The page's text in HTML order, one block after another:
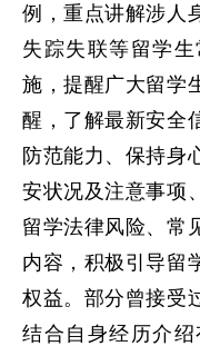
例，重点讲解涉人
失踪失联等留学
施，提醒广大留学
醒，了解最新安全
防范能力、保持身
安状况及注意事项
留学法律风险、常
内容，积极引导留
权益。部分曾接受
结合自身经历介